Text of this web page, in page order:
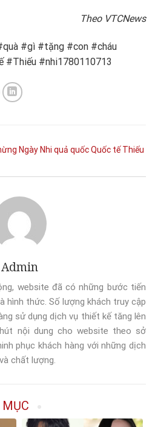
Theo VTCNews
#gì #tặng #con #cháu
#Thiếu #nhi1780110713
Ngày Nhi quả quốcQuốc tế Thiếu
Admin
website đã có những bước tiến
hình thức. Số lượng khách truy cập
sử dụng dịch vụ thiết kế tăng lên
nội dung cho website theo sở
phục khách hàng với những dịch
chất lượng.